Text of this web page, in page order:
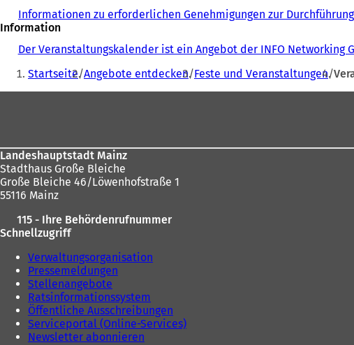
Informationen zu erforderlichen Genehmigungen zur
Information
Der Veranstaltungskalender ist ein Angebot der INFO Networking
Sie
befinden
Startseite Angebote entdecken Feste und Veranstaltungen
Landeshauptstadt Mainz
Stadthaus Große Bleiche
Große Bleiche 46/Löwenhofstraße 1
55116 Mainz
115 - Ihre Behördenrufnummer
Schnellzugriff
Verwaltungsorganisation
Pressemeldungen
Stellenangebote
Ratsinformationssystem
Öffentliche Ausschreibungen
Serviceportal (Online-Services)
Newsletter abonnieren